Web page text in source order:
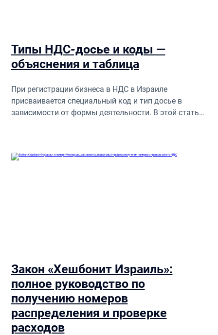
Типы НДС-досье и коды —
объяснения и таблица
При регистрации бизнеса в НДС в Израиле
присваивается специальный код и тип досье в
зависимости от формы деятельности. В этой статье
Закон «Хешбонит Израиль»:
полное руководство по
получению номеров
распределения и проверке
расходов